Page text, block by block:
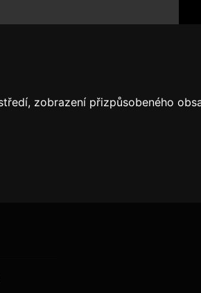
zobrazení přizpůsobeného
kterým